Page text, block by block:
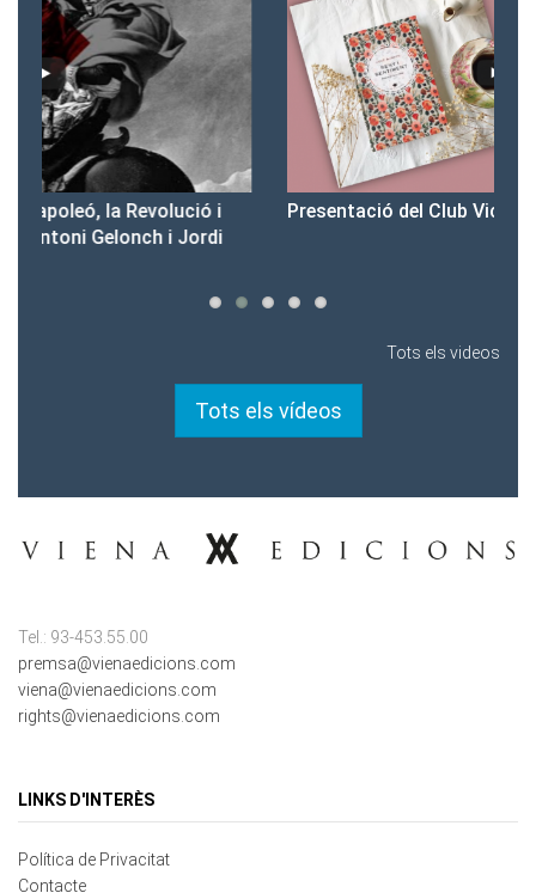
Presentació del Club Victòria
Tots els vídeos
premsa@vienaedicions.com
viena@vienaedicions.com
rights@vienaedicions.com
Contacte
Mapa del lloc